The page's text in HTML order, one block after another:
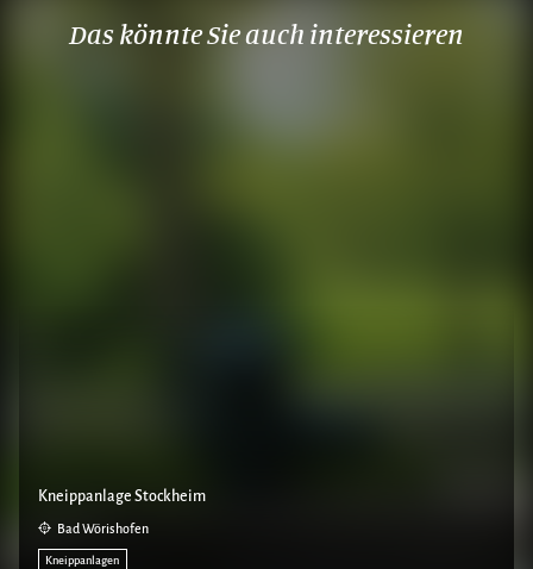
Das könnte Sie auch interessieren
Kneippanlage Stockheim
Bad Wörishofen
Kneippanlagen